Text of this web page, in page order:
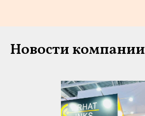
Новости компании